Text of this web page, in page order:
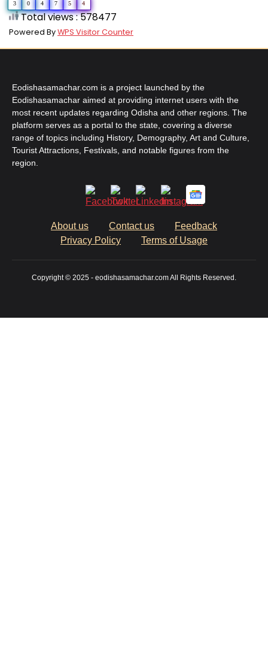
3 0 4 7 5 4
Total views : 578477
Powered ByWPS Visitor Counter
Eodishasamachar.com is a project launched by the
Eodishasamachar aimed at providing internet users with the
most recent updates regarding Odisha and other regions. The
platform serves as a portal to the state, covering a diverse
range of topics including History, Demography, Art and Culture,
Tourist Attractions, Festivals, and notable figures from the
region.
About us Contact us
Feedback
Privacy Policy
Terms of Usage
Copyright © 2025 - eodishasamachar.com All Rights Reserved.